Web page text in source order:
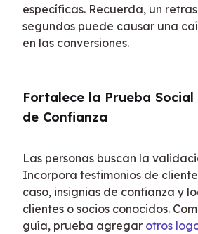
específicas. Recuerda, un
segundos puede causar una
en las conversiones.
Fortalece la Prueba Social
de Confianza
Las personas buscan la
Incorpora testimonios de
caso, insignias de confianza y
clientes o socios conocidos.
guía, prueba agregar otros